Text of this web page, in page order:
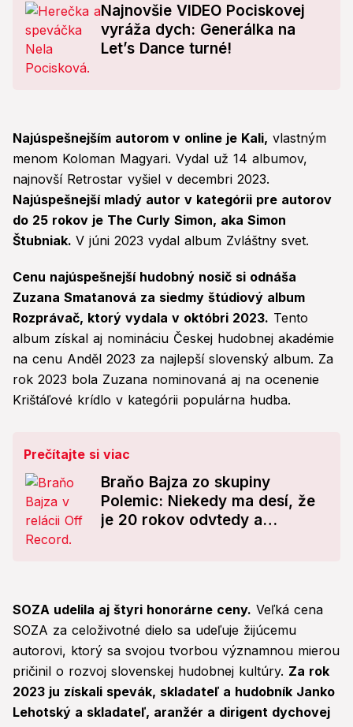
seconds
Najnovšie VIDEO Pociskovej
vyráža dych: Generálka na
Let’s Dance turné!
Najúspešnejším autorom v online je Kali, vlastným
menom Koloman Magyari. Vydal už 14 albumov,
najnovší Retrostar vyšiel v decembri 2023.
Najúspešnejší mladý autor v kategórii pre autorov
do 25 rokov je The Curly Simon, aka Simon
Štubniak. V júni 2023 vydal album Zvláštny svet.
Cenu najúspešnejší hudobný nosič si odnáša
Zuzana Smatanová za siedmy štúdiový album
Rozprávač, ktorý vydala v októbri 2023. Tento
album získal aj nomináciu Českej hudobnej akadémie
na cenu Anděl 2023 za najlepší slovenský album. Za
rok 2023 bola Zuzana nominovaná aj na ocenenie
Krištáľové krídlo v kategórii populárna hudba.
Prečítajte si viac
Braňo Bajza zo skupiny
Polemic: Niekedy ma desí, že
je 20 rokov odvtedy a
SOZA udelila aj štyri honorárne ceny. Veľká cena
SOZA za celoživotné dielo sa udeľuje žijúcemu
autorovi, ktorý sa svojou tvorbou významnou mierou
pričinil o rozvoj slovenskej hudobnej kultúry. Za rok
2023 ju získali spevák, skladateľ a hudobník Janko
Lehotský a skladateľ, aranžér a dirigent dychovej